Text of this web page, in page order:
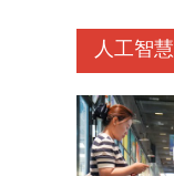
人工智慧